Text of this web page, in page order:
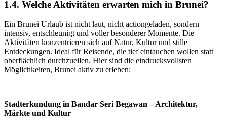
1.4. Welche Aktivitäten erwarten mich in Brunei?
Ein Brunei Urlaub ist nicht laut, nicht actiongeladen, sondern
intensiv, entschleunigt und voller besonderer Momente. Die
Aktivitäten konzentrieren sich auf Natur, Kultur und stille
Entdeckungen. Ideal für Reisende, die tief eintauchen wollen statt
oberflächlich durchzueilen. Hier sind die eindrucksvollsten
Möglichkeiten, Brunei aktiv zu erleben:
Stadterkundung in Bandar Seri Begawan – Architektur,
Märkte und Kultur